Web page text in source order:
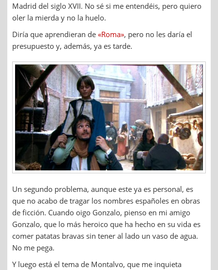
Madrid del siglo XVII. No sé si me entendéis, pero quiero
oler la mierda y no la huelo.
Diría que aprendieran de «Roma», pero no les daría el
presupuesto y, además, ya es tarde.
Un segundo problema, aunque este ya es personal, es
que no acabo de tragar los nombres españoles en obras
de ficción. Cuando oigo Gonzalo, pienso en mi amigo
Gonzalo, que lo más heroico que ha hecho en su vida es
comer patatas bravas sin tener al lado un vaso de agua.
No me pega.
Y luego está el tema de Montalvo, que me inquieta